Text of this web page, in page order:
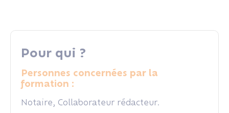
Pour qui ?
Personnes concernées par la
formation :
Notaire, Collaborateur rédacteur.